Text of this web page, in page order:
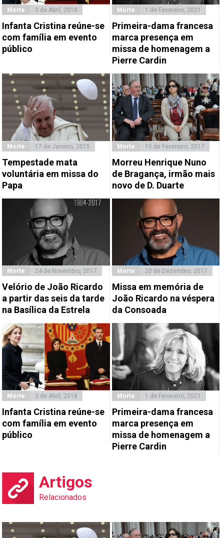
Morte 3 de Abril, 2018
Infanta Cristina reúne-se
com família em evento
público
Morte 1 de Fevereiro, 2021
Primeira-dama francesa
marca presença em
missa de homenagem a
Pierre Cardin
Morte 17 de Janeiro, 2015
Tempestade mata
voluntária em missa do
Papa
Morte 15 de Fevereiro, 2017
Morreu Henrique Nuno
de Bragança, irmão mais
novo de D. Duarte
Morte 24 de Novembro, 2017
Velório de João Ricardo
a partir das seis da tarde
na Basílica da Estrela
Morte 20 de Dezembro, 2017
Missa em memória de
João Ricardo na véspera
da Consoada
Morte 3 de Abril, 2018
Infanta Cristina reúne-se
com família em evento
público
Morte 1 de Fevereiro, 2021
Primeira-dama francesa
marca presença em
missa de homenagem a
Pierre Cardin
Artigos
Relacionados